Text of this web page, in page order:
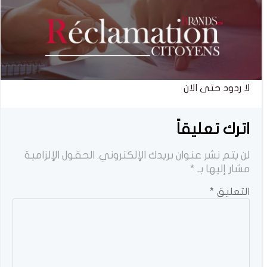
لا ردود حتى الان
اترك تعليقاً
لن يتم نشر عنوان بريدك الإلكتروني. الحقول الإلزامية
مشار إليها بـ *
التعليق *